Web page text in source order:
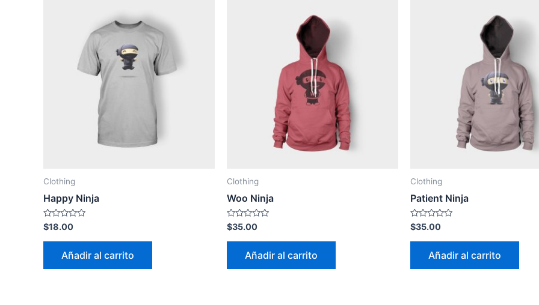
Clothing
Happy Ninja
Valorado
con
0
$18.00
Añadir al carrito
Clothing
Woo Ninja
Valorado
con
0
$35.00
Añadir al carrito
Clothing
Patient Ninja
Valorado
con
0
$35.00
Añadir al carrito